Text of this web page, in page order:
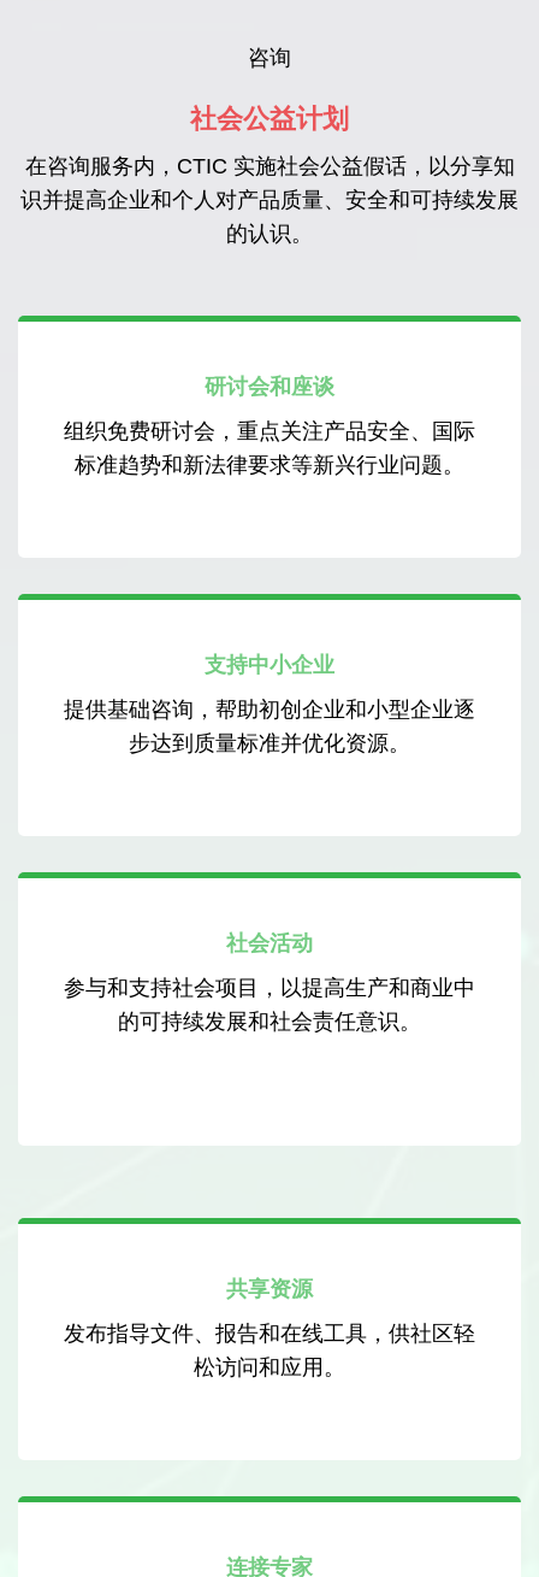
咨询
社会公益计划
在咨询服务内，CTIC 实施社会公益假话，以分享知
识并提高企业和个人对产品质量、安全和可持续发展
的认识。
研讨会和座谈
组织免费研讨会，重点关注产品安全、国际
标准趋势和新法律要求等新兴行业问题。
支持中小企业
提供基础咨询，帮助初创企业和小型企业逐
步达到质量标准并优化资源。
社会活动
参与和支持社会项目，以提高生产和商业中
的可持续发展和社会责任意识。
共享资源
发布指导文件、报告和在线工具，供社区轻
松访问和应用。
连接专家